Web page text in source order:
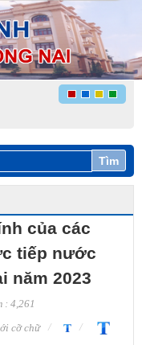
Tìm
của các
tiếp nước
năm 2023
: 4,261
cỡ chữ